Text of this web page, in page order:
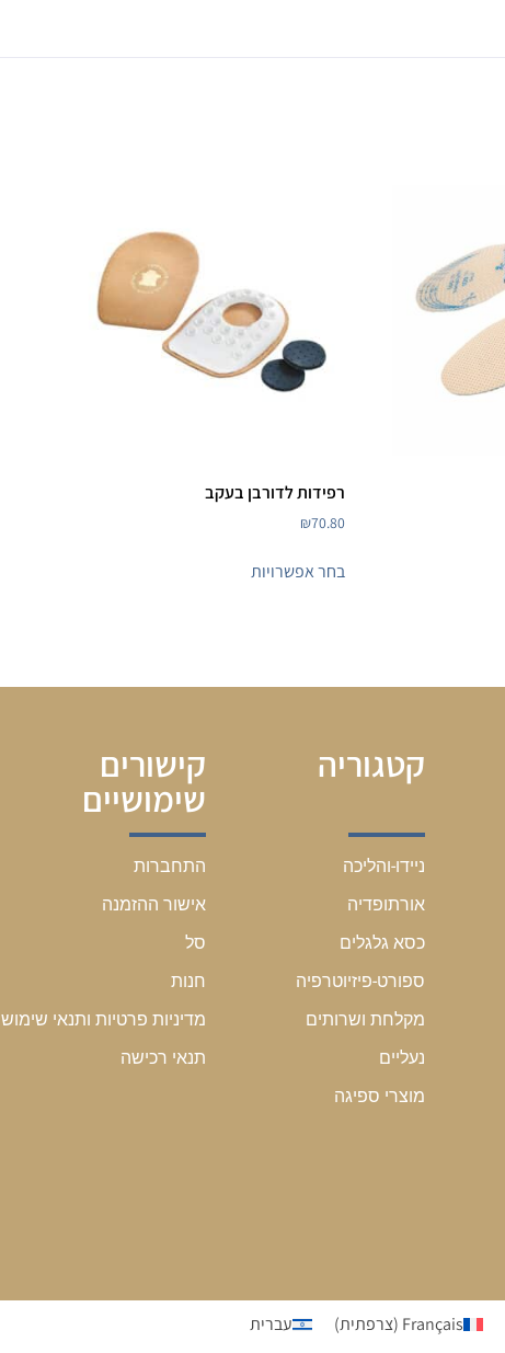
רפידות לדורבן בעקב
₪70.80
בחר אפשרויות
קטגוריה
ניידו-והליכה
אורתופדיה
כסא גלגלים
ספורט-פיזיוטרפיה
מקלחת ושרותים
נעליים
מוצרי ספיגה
קישורים
שימושיים
התחברות
אישור ההזמנה
סל
חנות
מדיניות פרטיות ותנאי שימוש
תנאי רכישה
Français
(צרפתית) עברית